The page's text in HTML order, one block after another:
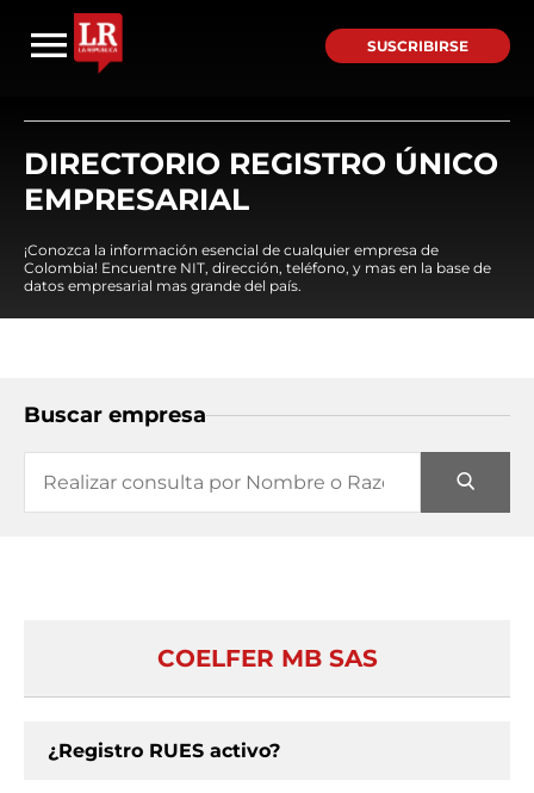
SUSCRIBIRSE
DIRECTORIO REGISTRO ÚNICO
EMPRESARIAL
¡Conozca la información esencial de cualquier empresa de
Colombia! Encuentre NIT, dirección, teléfono, y mas en la base de
datos empresarial mas grande del país.
Buscar empresa
COELFER MB SAS
¿Registro RUES activo?